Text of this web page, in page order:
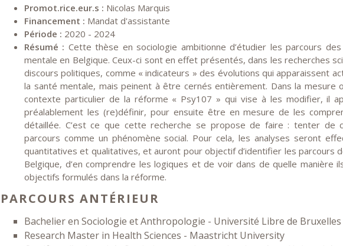
Promot.rice.eur.s : Nicolas Marquis
Financement : Mandat d'assistante
Période : 2020 - 2024
Résumé : Cette thèse en sociologie ambitionne d’étudier les parcours
mentale en Belgique. Ceux-ci sont en effet présentés, dans les recherches
discours politiques, comme « indicateurs » des évolutions qui apparaissent
la santé mentale, mais peinent à être cernés entièrement. Dans la mesure
contexte particulier de la réforme « Psy107 » qui vise à les modifier, il
préalablement les (re)définir, pour ensuite être en mesure de les
détaillée. C’est ce que cette recherche se propose de faire : tenter de
parcours comme un phénomène social. Pour cela, les analyses seront
quantitatives et qualitatives, et auront pour objectif d’identifier les parcours
Belgique, d’en comprendre les logiques et de voir dans de quelle manière
objectifs formulés dans la réforme.
PARCOURS ANTÉRIEUR
Bachelier en Sociologie et Anthropologie - Université Libre de Bruxelles
Research Master in Health Sciences - Maastricht University